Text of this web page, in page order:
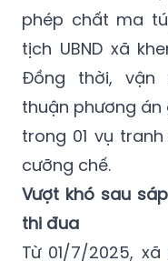
phép chất ma
tịch UBND xã
Đồng thời, vận
thuận phương
trong 01 vụ
cưỡng chế.
Vượt khó sau
thi đua
Từ 01/7/2025,